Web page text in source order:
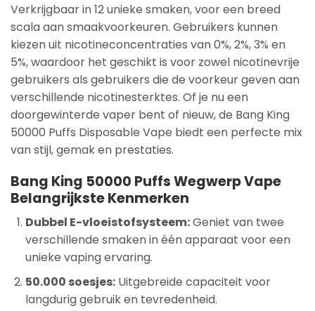
Verkrijgbaar in 12 unieke smaken, voor een breed
scala aan smaakvoorkeuren. Gebruikers kunnen
kiezen uit nicotineconcentraties van 0%, 2%, 3% en
5%, waardoor het geschikt is voor zowel nicotinevrije
gebruikers als gebruikers die de voorkeur geven aan
verschillende nicotinesterktes. Of je nu een
doorgewinterde vaper bent of nieuw, de Bang King
50000 Puffs Disposable Vape biedt een perfecte mix
van stijl, gemak en prestaties.
Bang King 50000 Puffs Wegwerp Vape
Belangrijkste Kenmerken
Dubbel E-vloeistofsysteem:Geniet van twee
verschillende smaken in één apparaat voor een
unieke vaping ervaring.
50.000 soesjes:Uitgebreide capaciteit voor
langdurig gebruik en tevredenheid.